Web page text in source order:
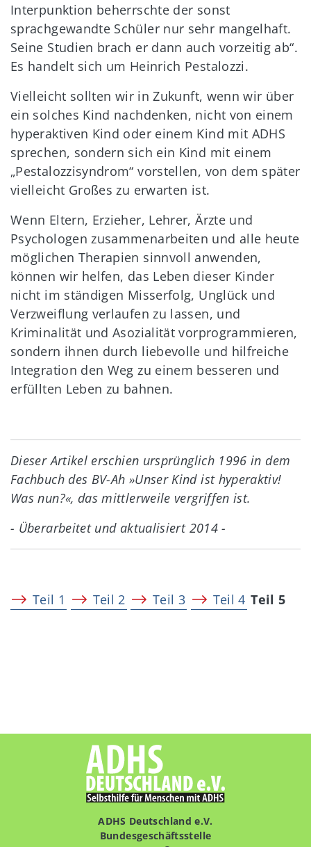
Interpunktion beherrschte der sonst
sprachgewandte Schüler nur sehr mangelhaft.
Seine Studien brach er dann auch vorzeitig ab“.
Es handelt sich um Heinrich Pestalozzi.
Vielleicht sollten wir in Zukunft, wenn wir über
ein solches Kind nachdenken, nicht von einem
hyperaktiven Kind oder einem Kind mit ADHS
sprechen, sondern sich ein Kind mit einem
„Pestalozzisyndrom“ vorstellen, von dem später
vielleicht Großes zu erwarten ist.
Wenn Eltern, Erzieher, Lehrer, Ärzte und
Psychologen zusammenarbeiten und alle heute
möglichen Therapien sinnvoll anwenden,
können wir helfen, das Leben dieser Kinder
nicht im ständigen Misserfolg, Unglück und
Verzweiflung verlaufen zu lassen, und
Kriminalität und Asozialität vorprogrammieren,
sondern ihnen durch liebevolle und hilfreiche
Integration den Weg zu einem besseren und
erfüllten Leben zu bahnen.
Dieser Artikel erschien ursprünglich 1996 in dem
Fachbuch des BV-Ah »Unser Kind ist hyperaktiv!
Was nun?«, das mittlerweile vergriffen ist.
- Überarbeitet und aktualisiert 2014 -
Teil 1 Teil 2 Teil 3 Teil 4 Teil 5
ADHS Deutschland e.V.
Bundesgeschäftsstelle